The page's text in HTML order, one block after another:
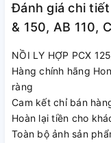
Đánh giá chi tiết
& 150, AB 110,
NỒI LY HỢP PCX
Hàng chính hãng
ràng
Cam kết chỉ bán
Hoàn lại tiền cho
Toàn bộ ảnh sản